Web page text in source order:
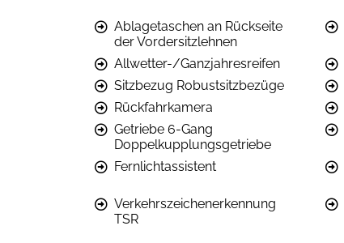
Ablagetaschen an Rückseite
der Vordersitzlehnen
Allwetter-/Ganzjahresreifen
Sitzbezug Robustsitzbezüge
Rückfahrkamera
Getriebe 6-Gang
Doppelkupplungsgetriebe
Fernlichtassistent
Verkehrszeichenerkennung
TSR